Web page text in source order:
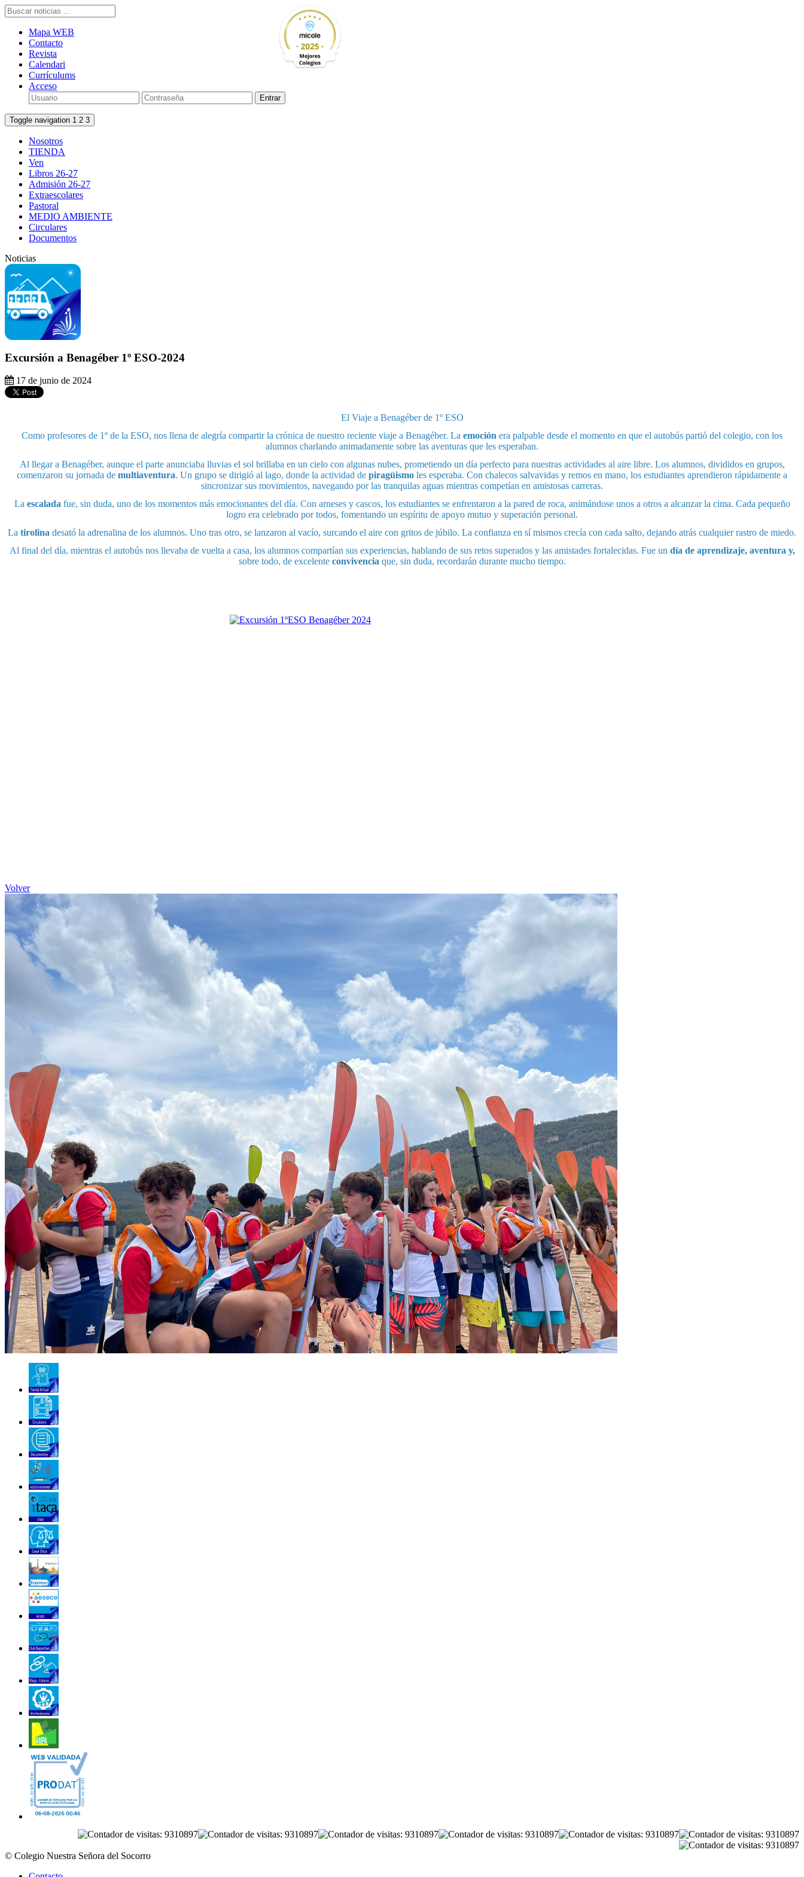
Mapa WEB
Contacto
Revista
Calendari
Currículums
Acceso
Toggle navigation 1 2 3
Nosotros
TIENDA
Ven
Libros 26-27
Admisión 26-27
Extraescolares
Pastoral
MEDIO AMBIENTE
Circulares
Documentos
Noticias
Excursión a Benagéber 1º ESO-2024
17 de junio de 2024
El Viaje a Benagéber de 1º ESO
Como profesores de 1º de la ESO, nos llena de alegría compartir la crónica de nuestro reciente viaje a Benagéber. La emoción era palpable desde el momento en que el autobús partió del colegio, con los
alumnos charlando animadamente sobre las aventuras que les esperaban.
Al llegar a Benagéber, aunque el parte anunciaba lluvias el sol brillaba en un cielo con algunas nubes, prometiendo un día perfecto para nuestras actividades al aire libre. Los alumnos, divididos en grupos,
comenzaron su jornada de multiaventura. Un grupo se dirigió al lago, donde la actividad de piragüismo les esperaba. Con chalecos salvavidas y remos en mano, los estudiantes aprendieron rápidamente a
sincronizar sus movimientos, navegando por las tranquilas aguas mientras competían en amistosas carreras.
La escaladafue, sin duda, uno de los momentos más emocionantes del día. Con arneses y cascos, los estudiantes se enfrentaron a la pared de roca, animándose unos a otros a alcanzar la cima. Cada pequeño
logro era celebrado por todos, fomentando un espíritu de apoyo mutuo y superación personal.
La tirolina desató la adrenalina de los alumnos. Uno tras otro, se lanzaron al vacío, surcando el aire con gritos de júbilo. La confianza en sí mismos crecía con cada salto, dejando atrás cualquier rastro de miedo.
Al final del día, mientras el autobús nos llevaba de vuelta a casa, los alumnos compartían sus experiencias, hablando de sus retos superados y las amistades fortalecidas. Fue un día de aprendizaje, aventura y,
sobre todo, de excelente convivenciaque, sin duda, recordarán durante mucho tiempo.
Volver
© Colegio Nuestra Señora del Socorro